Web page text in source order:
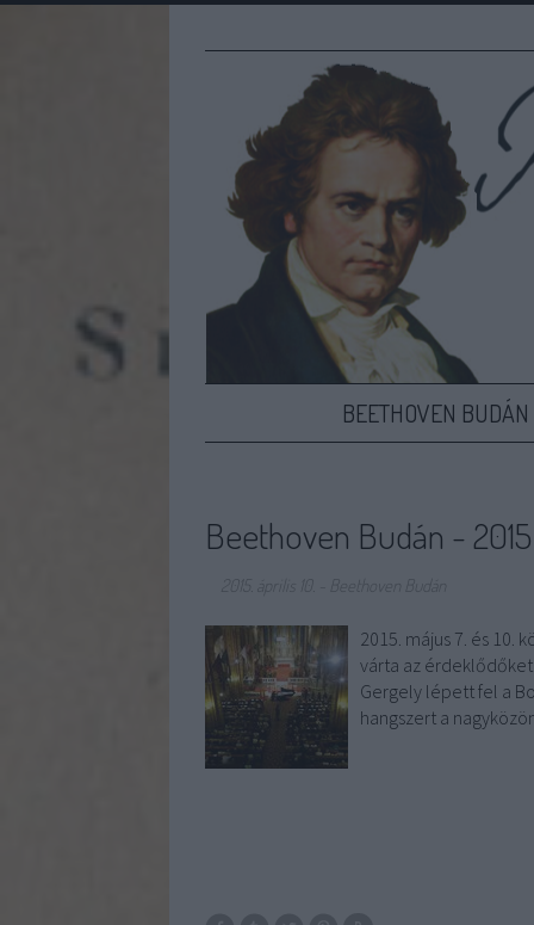
BEETHOVEN BUDÁN
Beethoven Budán - 2015
2015. május 7. és
várta az érdeklődőket
Gergely lépett fel a
hangszert a